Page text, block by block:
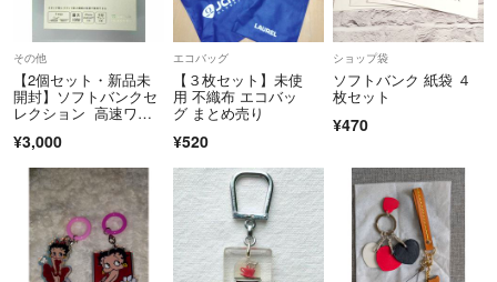
その他
【2個セット・新品未
開封】ソフトバンクセ
レクション 高速ワイ
¥3,000
エコバッグ
【３枚セット】未使
用 不織布 エコバッ
グ まとめ売り
¥520
ショップ袋
ソフトバンク 紙袋 ４
枚セット
¥470